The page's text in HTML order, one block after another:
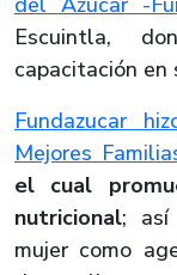
Escuintla,
capacitación
Fundazucar
Mejores
el cual
nutricional; así
mujer como